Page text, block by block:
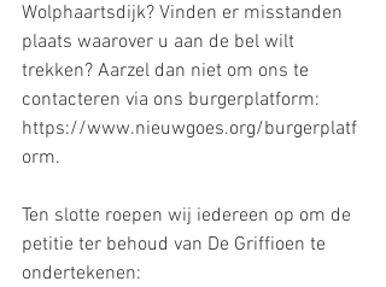
Wolphaartsdijk? Vinden er misstanden
plaats waarover u aan de bel wilt
trekken? Aarzel dan niet om ons te
contacteren via ons burgerplatform:
https://www.nieuwgoes.org/burgerplatf
orm.
Ten slotte roepen wij iedereen op om de
petitie ter behoud van De Griffioen te
ondertekenen: